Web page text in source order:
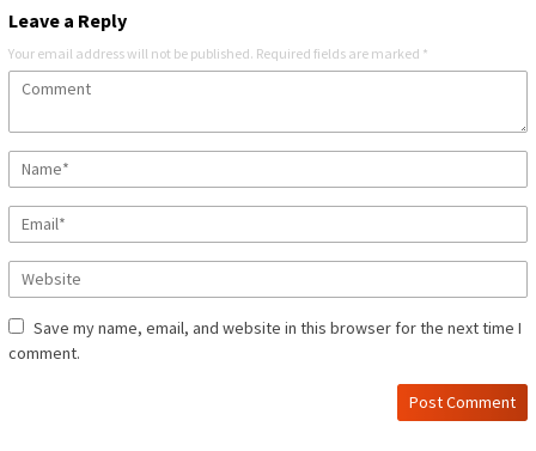
Leave a Reply
Your email address will not be published. Required fields are marked *
Save my name, email, and website in this browser for the next time I
comment.